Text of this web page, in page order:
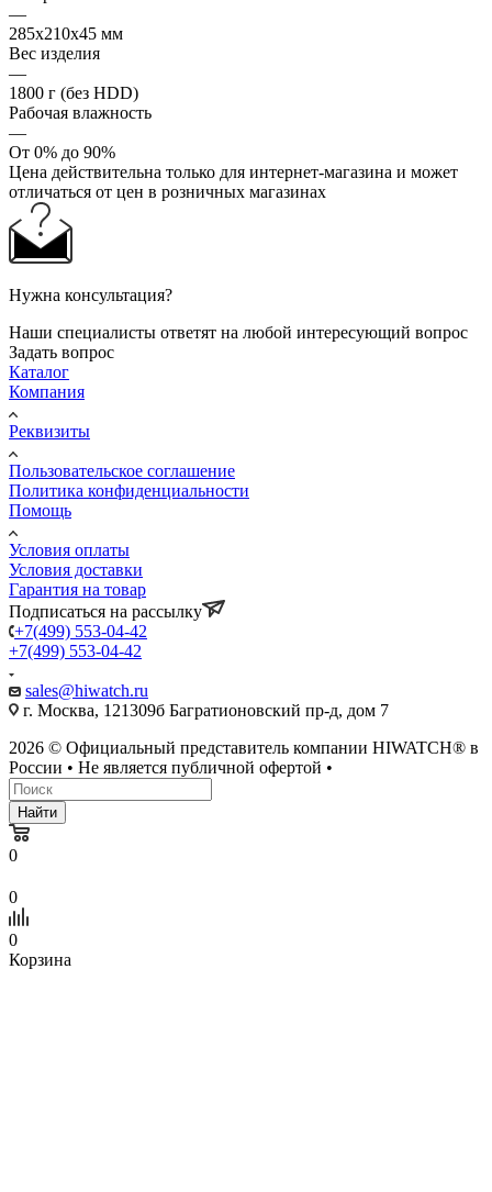
—
285х210х45 мм
Вес изделия
—
1800 г (без HDD)
Рабочая влажность
—
От 0% до 90%
Цена действительна только для интернет-магазина и может
отличаться от цен в розничных магазинах
Нужна консультация?
Наши специалисты ответят на любой интересующий вопрос
Задать вопрос
Каталог
Компания
Реквизиты
Пользовательское соглашение
Политика конфиденциальности
Помощь
Условия оплаты
Условия доставки
Гарантия на товар
Подписаться на рассылку
+7(499) 553-04-42
+7(499) 553-04-42
sales@hiwatch.ru
г. Москва, 121309б Багратионовский пр-д, дом 7
2026 © Официальный представитель компании HIWATCH® в
России • Не является публичной офертой •
Найти
0
0
0
Корзина